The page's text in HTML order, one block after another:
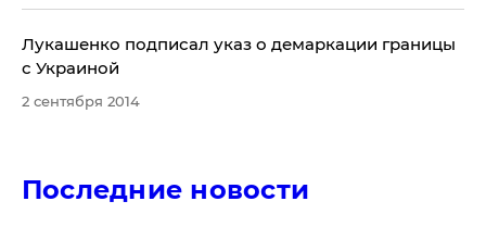
Лукашенко подписал указ о демаркации границы
с Украиной
2 сентября 2014
Последние новости